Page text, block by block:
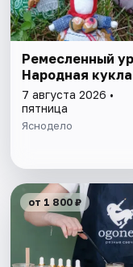
Ремесленный
Народная кукла
7 августа 2026 •
пятница
Яснодело
от 1 800 ₽